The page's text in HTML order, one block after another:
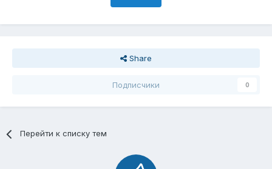
Share
Подписчики 0
Перейти к списку тем